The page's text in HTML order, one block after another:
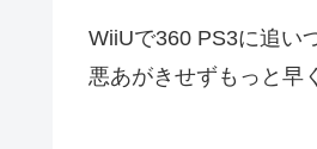
WiiUで360 PS3に追い
悪あがきせずもっと早